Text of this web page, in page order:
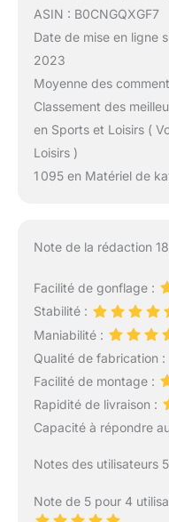
ASIN : B0CNGQXGF7
Date de mise en ligne
2023
Moyenne des
Classement des
en Sports et Loisirs (
Loisirs )
1 095 en Matériel de
Note de la rédaction
Facilité de gonflage :
Stabilité :
Maniabilité :
Qualité de fabrication :
Facilité de montage :
Rapidité de livraison :
Capacité à répondre
Notes des utilisateurs
Note de 5 pour 4